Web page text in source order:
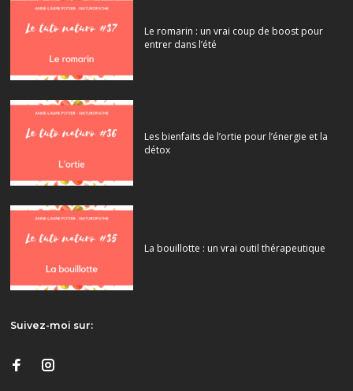
Le romarin : un vrai coup de boost pour
entrer dans l’été
Les bienfaits de l’ortie pour l’énergie et la
détox
La bouillotte : un vrai outil thérapeutique
Suivez-moi sur: